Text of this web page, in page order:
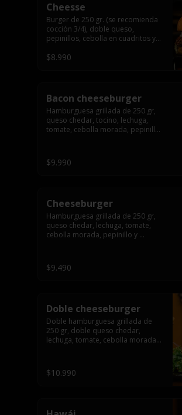
Cheesse
Burger de 250 gr. (se recomienda
cocción 3/4), doble queso,
pepinillos, cebolla en cuadritos y
$8.990
Bacon cheeseburger
Hamburguesa grillada de 250 gr,
queso chedar, tocino, lechuga,
tomate, cebolla morada, pepinillo
$9.990
Cheeseburger
Hamburguesa grillada de 250 gr,
queso chedar, lechuga, tomate,
cebolla morada, pepinillo y
$9.490
Doble cheeseburger
Doble hamburguesa grillada de
250 gr, doble queso chedar,
lechuga, tomate, cebolla morada,
$10.990